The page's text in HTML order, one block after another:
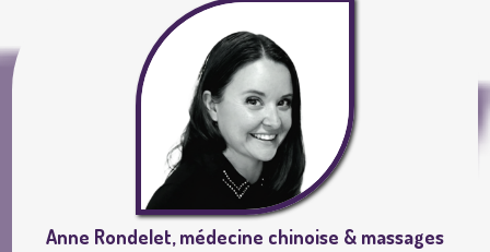
Anne Rondelet, médecine chinoise & massages